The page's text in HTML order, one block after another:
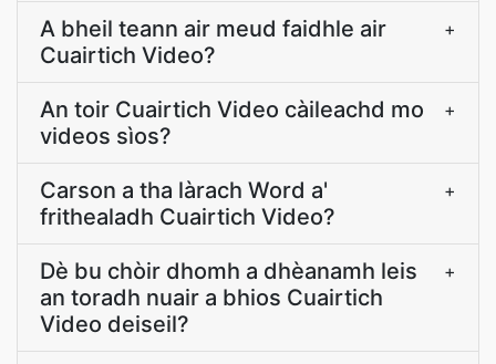
A bheil teann air meud faidhle air
Cuairtich Video?
+
An toir Cuairtich Video càileachd mo
videos sìos?
+
Carson a tha làrach Word a'
frithealadh Cuairtich Video?
+
Dè bu chòir dhomh a dhèanamh leis
an toradh nuair a bhios Cuairtich
Video deiseil?
+